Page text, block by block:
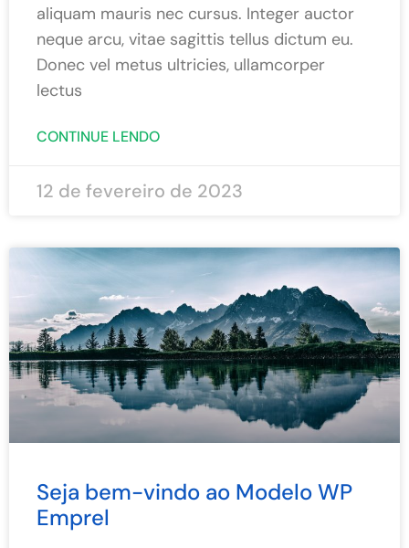
aliquam mauris nec cursus. Integer auctor
neque arcu, vitae sagittis tellus dictum eu.
Donec vel metus ultricies, ullamcorper
lectus
CONTINUE LENDO
12 de fevereiro de 2023
Seja bem-vindo ao Modelo WP
Emprel